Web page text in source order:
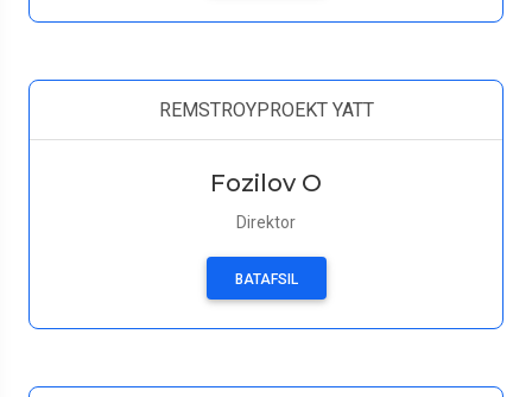
REMSTROYPROEKT YATT
Fozilov O
Direktor
BATAFSIL